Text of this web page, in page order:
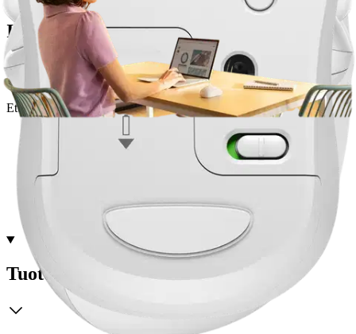
Ilmainen toimitus yli 100 €:n tilauksille
Postin pakettiautomaattiin tai
palvelupisteeseen!
Etu ei koske Suuri‑lisäpalvelulla toimitettavia tuotteita.
Tarkista myymäläsaatavuus
Tuotekuvaus